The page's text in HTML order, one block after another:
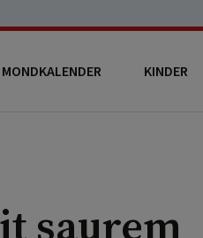
MONDKALENDER KINDER
saurem